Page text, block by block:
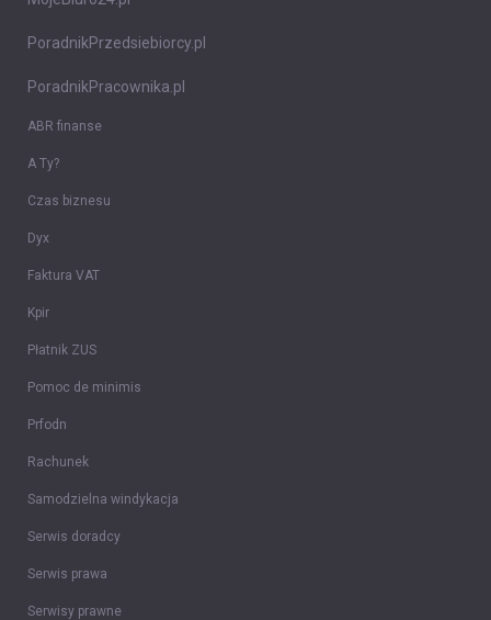
PoradnikPrzedsiebiorcy.pl
PoradnikPracownika.pl
ABR finanse
A Ty?
Czas biznesu
Dyx
Faktura VAT
Kpir
Płatnik ZUS
Pomoc de minimis
Prfodn
Rachunek
Samodzielna windykacja
Serwis doradcy
Serwis prawa
Serwisy prawne